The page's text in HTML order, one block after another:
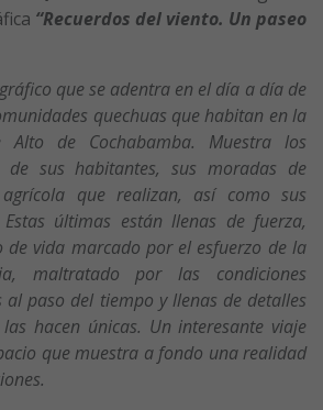
“Recuerdos del viento. Un paseo
que se adentra en el día a día de
quechuas que habitan en la
Alto de Cochabamba. Muestra los
de sus habitantes, sus moradas de
que realizan, así como sus
últimas están llenas de fuerza,
de vida marcado por el esfuerzo de la
maltratado por las condiciones
al paso del tiempo y llenas de detalles
hacen únicas. Un interesante viaje
que muestra a fondo una realidad